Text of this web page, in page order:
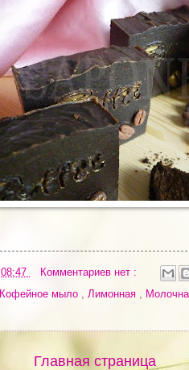
08:47
Комментариев нет :
Кофейное мыло Лимонная
Главная страница